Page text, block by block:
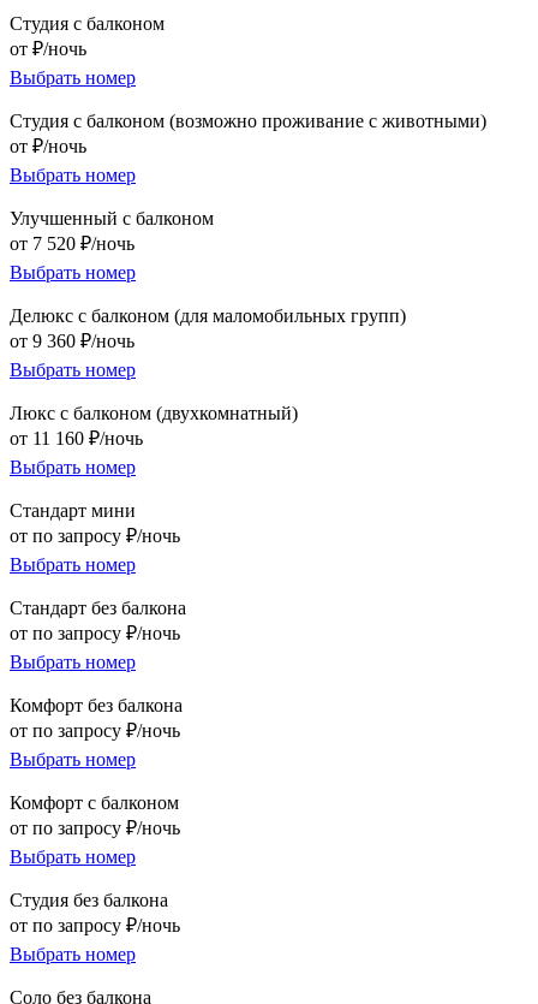
Студия с балконом
от ₽/ночь
Выбрать номер
Студия с балконом (возможно проживание с животными)
от ₽/ночь
Выбрать номер
Улучшенный с балконом
от 7 520 ₽/ночь
Выбрать номер
Делюкс с балконом (для маломобильных групп)
от 9 360 ₽/ночь
Выбрать номер
Люкс с балконом (двухкомнатный)
от 11 160 ₽/ночь
Выбрать номер
Стандарт мини
от по запросу ₽/ночь
Выбрать номер
Стандарт без балкона
от по запросу ₽/ночь
Выбрать номер
Комфорт без балкона
от по запросу ₽/ночь
Выбрать номер
Комфорт с балконом
от по запросу ₽/ночь
Выбрать номер
Студия без балкона
от по запросу ₽/ночь
Выбрать номер
Соло без балкона